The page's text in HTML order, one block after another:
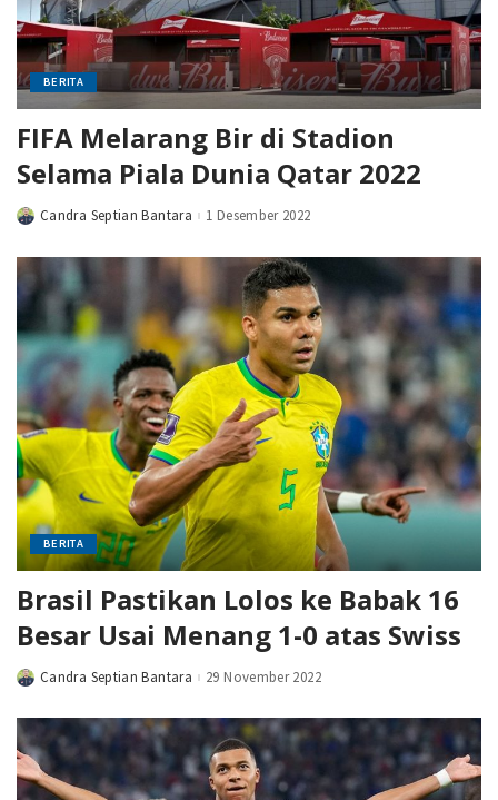
BERITA
FIFA Melarang Bir di Stadion
Selama Piala Dunia Qatar 2022
PostedCandra Septian Bantara 1 Desember 2022
BERITA
Brasil Pastikan Lolos ke Babak 16
Besar Usai Menang 1-0 atas Swiss
PostedCandra Septian Bantara 29 November 2022